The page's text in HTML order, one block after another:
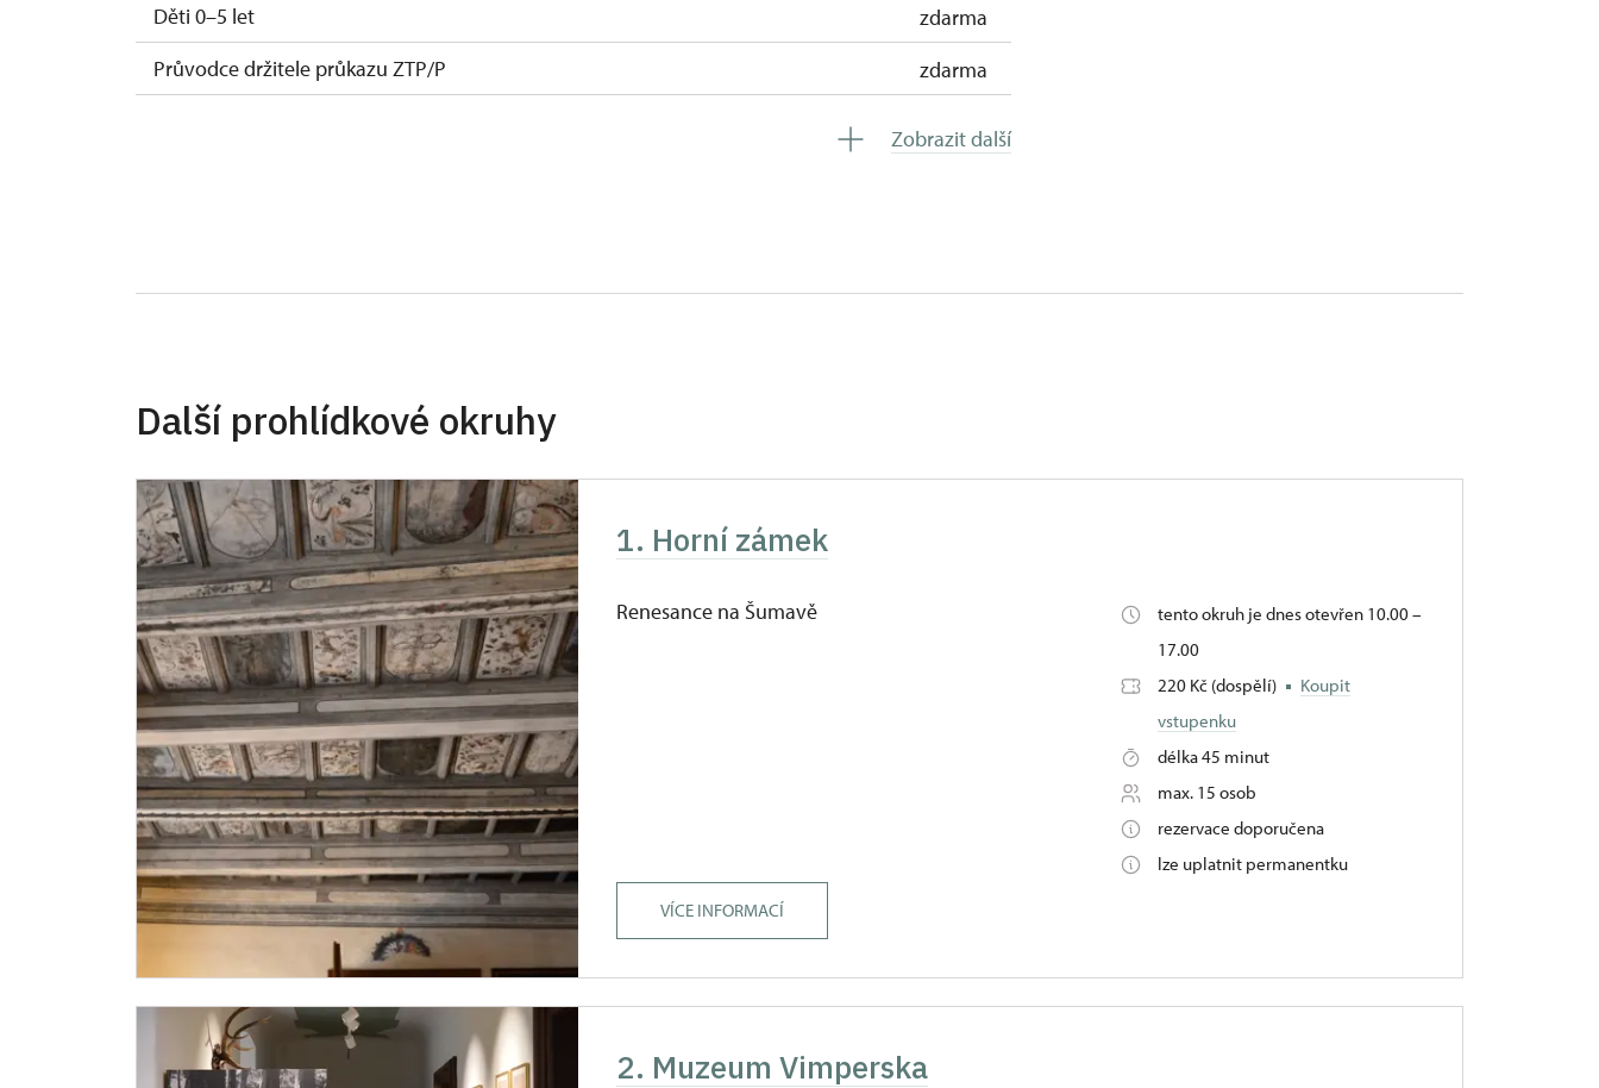
Děti 0–5 let
zdarma
Průvodce držitele průkazu ZTP/P
zdarma
Podrobnější informace o slevách žádejte na pokladně či telefonicky.
Zobrazit další
Další prohlídkové okruhy
1. Horní zámek
Renesance na Šumavě
tento okruh je dnes otevřen 10.00 –
17.00
220 Kč (dospělí)
Koupit
vstupenku
délka 45 minut
max. 15 osob
rezervace doporučena
lze uplatnit permanentku
VÍCE INFORMACÍ
2. Muzeum Vimperska